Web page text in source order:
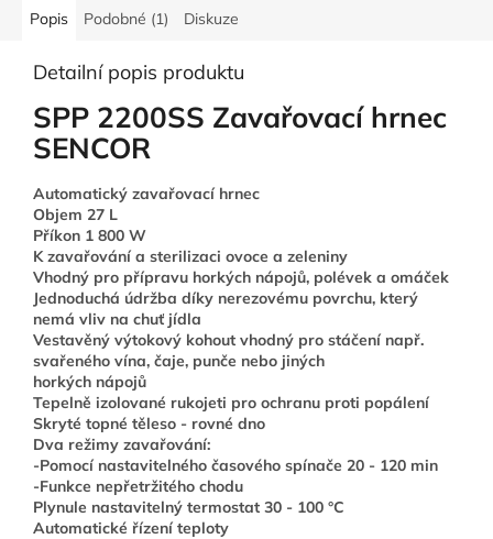
Popis Podobné (1) Diskuze
Detailní popis produktu
SPP 2200SS Zavařovací hrnec
SENCOR
Automatický zavařovací hrnec
Objem 27 L
Příkon 1 800 W
K zavařování a sterilizaci ovoce a zeleniny
Vhodný pro přípravu horkých nápojů, polévek a omáček
Jednoduchá údržba díky nerezovému povrchu, který
nemá vliv na chuť jídla
Vestavěný výtokový kohout vhodný pro stáčení např.
svařeného vína, čaje, punče nebo jiných
horkých nápojů
Tepelně izolované rukojeti pro ochranu proti popálení
Skryté topné těleso - rovné dno
Dva režimy zavařování:
-Pomocí nastavitelného časového spínače 20 - 120 min
-Funkce nepřetržitého chodu
Plynule nastavitelný termostat 30 - 100 °C
Automatické řízení teploty